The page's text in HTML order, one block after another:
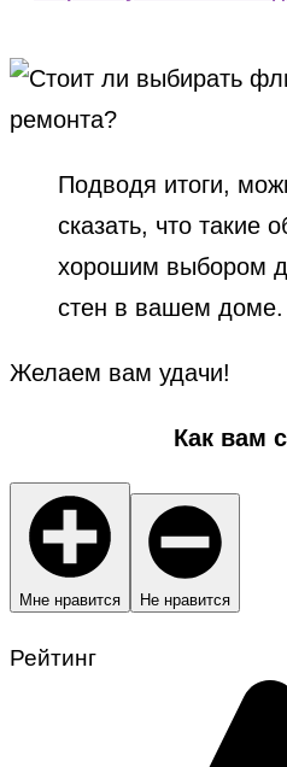
Подводя итоги,
сказать, что такие
хорошим выбором
стен в вашем доме.
Желаем вам удачи!
Как вам
Мне нравится Не нравится
Рейтинг